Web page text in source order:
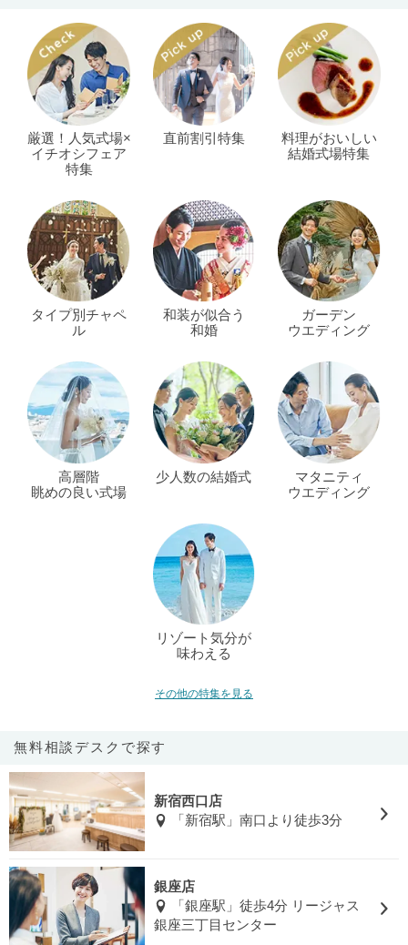
厳選！人気式場×
イチオシフェア
特集
直前割引特集
料理がおいしい
結婚式場特集
タイプ別チャペ
ル
和装が似合う
和婚
ガーデン
ウエディング
高層階
眺めの良い式場
少人数の結婚式
マタニティ
ウエディング
リゾート気分が
味わえる
その他の特集を見る
無料相談デスクで探す
新宿西口店
「新宿駅」南口より徒歩3分
銀座店
「銀座駅」徒歩4分 リージャス
銀座三丁目センター